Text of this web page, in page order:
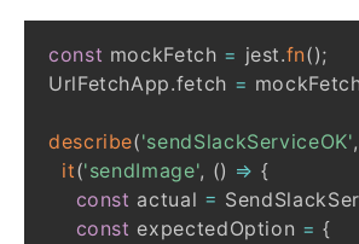
const mockFetch = jest.fn();
UrlFetchApp.fetch =
describe('sendSlackServiceOK',
it('sendImage', () => {
const actual =
const expectedOption = {